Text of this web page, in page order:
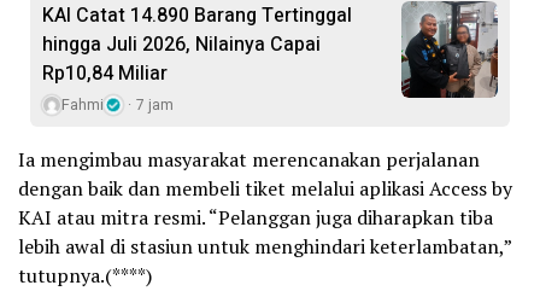
KAI Catat 14.890 Barang Tertinggal
hingga Juli 2026, Nilainya Capai
Rp10,84 Miliar
Fahmi 7 jam
Ia mengimbau masyarakat merencanakan perjalanan
dengan baik dan membeli tiket melalui aplikasi Access by
KAI atau mitra resmi. “Pelanggan juga diharapkan tiba
lebih awal di stasiun untuk menghindari keterlambatan,”
tutupnya.(****)